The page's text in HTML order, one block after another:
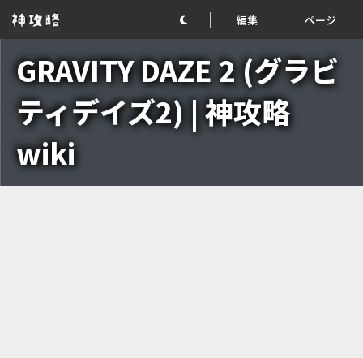
編集 ページ
GRAVITY DAZE 2 (グラビ
ティデイズ2) | 神攻略
wiki